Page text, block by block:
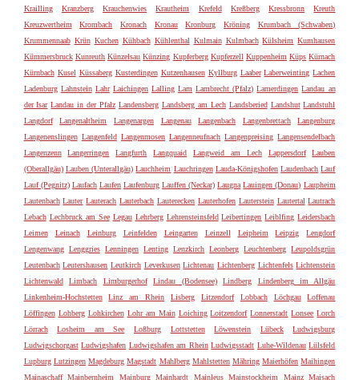
Krailling
Kranzberg Krauchenwies Krautheim Krefeld Kreßberg Kressbronn
Kreuth
Kreuzwertheim
Krombach Kronach Kronau Kronburg Kröning
Krumbach (Schwaben)
Krummennaab Krün Kuchen Kühbach Kühlenthal Kulmain Kulmbach Külsheim Kumhausen
Kümmersbruck Kunreuth Künzelsau Künzing Kupferberg Kupferzell Kuppenheim Küps Kürnach
Kürnbach Kusel Küssaberg Kusterdingen Kutzenhausen Kyllburg Laaber Laberweinting Lachen
Ladenburg Lahnstein Lahr Laichingen Lalling Lam Lambrecht (Pfalz) Lamerdingen Landau an
der Isar Landau in der Pfalz Landensberg Landsberg am Lech Landsberied Landshut Landstuhl
Langdorf
Langenaltheim Langenargen Langenau Langenbach Langenbrettach
Langenburg
Langenenslingen Langenfeld Langenmosen Langenneufnach Langenpreising Langensendelbach
Langenzenn
Langerringen Langfurth Langquaid Langweid am Lech Lappersdorf
Lauben
(Oberallgäu) Lauben (Unterallgäu) Lauchheim Lauchringen Lauda-Königshofen Laudenbach Lauf
Lauf (Pegnitz) Laufach Laufen Laufenburg Lauffen (Neckar) Laugna Lauingen (Donau) Laupheim
Lautenbach Lauter Lauterach Lauterbach Lauterecken Lauterhofen Lauterstein Lautertal Lautrach
Lebach Lechbruck am See Legau Lehrberg Lehrensteinsfeld Leibertingen Leiblfing Leidersbach
Leimen
Leinach Leinburg Leinfelden Leingarten Leinzell Leipheim Leipzig
Lengdorf
Lengenwang Lenggries Lenningen Lenting Lenzkirch Leonberg Leuchtenberg Leupoldsgrün
Leutenbach Leutershausen Leutkirch Leverkusen Lichtenau Lichtenberg Lichtenfels Lichtenstein
Lichtenwald
Limbach Limburgerhof Lindau (Bodensee) Lindberg
Lindenberg im Allgäu
Linkenheim-Hochstetten
Linz am Rhein Lisberg Litzendorf Lobbach Löchgau
Loffenau
Löffingen Lohberg Lohkirchen Lohr am Main Loiching Loitzendorf Lonnerstadt Lonsee Lorch
Lörrach
Losheim am See Loßburg Lottstetten Löwenstein Lübeck
Ludwigsburg
Ludwigschorgast Ludwigshafen Ludwigshafen am Rhein Ludwigsstadt Luhe-Wildenau Lülsfeld
Lupburg Lutzingen Magdeburg Magstadt Mahlberg Mahlstetten Mähring Maierhöfen Maihingen
Mainaschaff Mainbernheim Mainburg Mainhardt Mainleus Mainstockheim Mainz Maisach